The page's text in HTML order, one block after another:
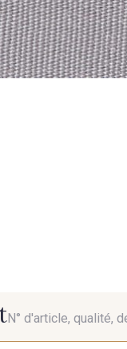
N° d'article, qualité,